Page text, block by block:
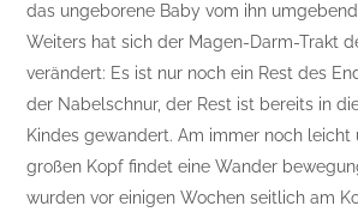
das ungeborene Baby vom ihn
Weiters hat sich der Magen-Darm-Trakt
verändert: Es ist nur noch ein Rest des
der Nabelschnur, der Rest ist bereits in
Kindes gewandert. Am immer noch leicht
großen Kopf findet eine Wander
wurden vor einigen Wochen seitlich am